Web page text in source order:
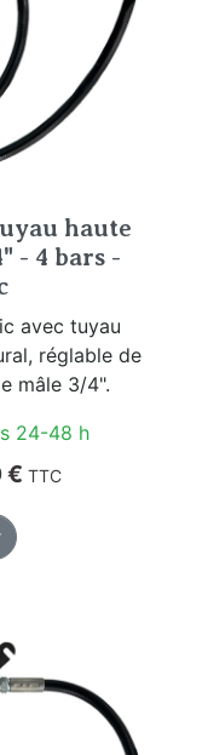
haute
- 4 bars -
avec tuyau
réglable de
mâle 3/4".
24-48 h
€ TTC